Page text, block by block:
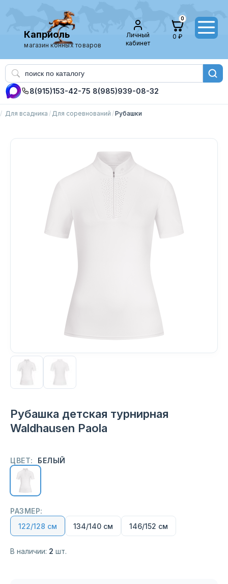
Каприоль
магазин конных товаров
Личный
кабинет
0
0 ₽
8(915)153-42-75 8(985)939-08-32
Для всадника Для соревнований Рубашки
Рубашка детская турнирная
Waldhausen Paola
ЦВЕТ: БЕЛЫЙ
РАЗМЕР:
122/128 см
134/140 см 146/152 см
В наличии: 2 шт.